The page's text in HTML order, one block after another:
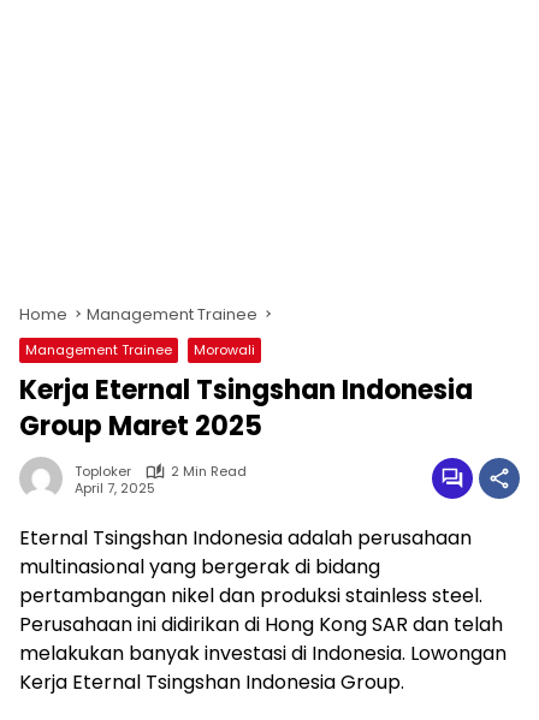
Home Management Trainee
Management Trainee Morowali
Kerja Eternal Tsingshan Indonesia
Group Maret 2025
Toploker
2 Min Read
April 7, 2025
Eternal Tsingshan Indonesia adalah perusahaan
multinasional yang bergerak di bidang
pertambangan nikel dan produksi stainless steel.
Perusahaan ini didirikan di Hong Kong SAR dan telah
melakukan banyak investasi di Indonesia. Lowongan
Kerja Eternal Tsingshan Indonesia Group.